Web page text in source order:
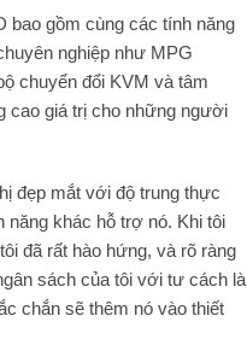
bao gồm cùng các tính năng
nghiệp như MPG
chuyển đổi KVM và tâm
cao giá trị cho những người
đẹp mắt với độ trung thực
khác hỗ trợ nó. Khi tôi
đã rất hào hứng, và rõ ràng
sách của tôi với tư cách là
chắn sẽ thêm nó vào thiết